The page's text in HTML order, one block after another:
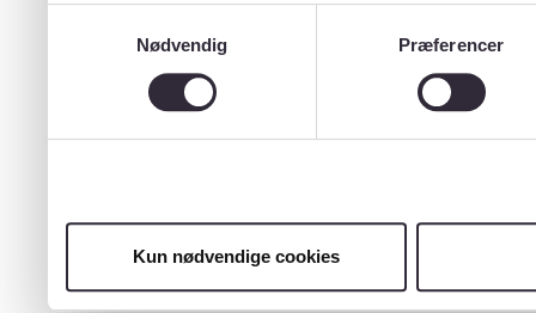
Nødvendig
Præferencer
Kun nødvendige cookies